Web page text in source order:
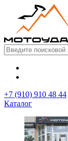
+7 (910) 910 48 44
Каталог